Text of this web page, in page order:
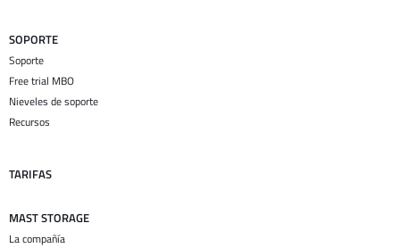
SOPORTE
Soporte
Free trial MBO
Nieveles de soporte
Recursos
TARIFAS
MAST STORAGE
La compañía